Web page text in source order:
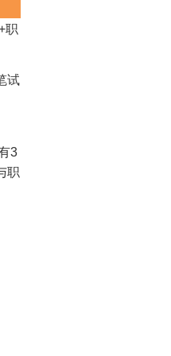
职
试
3
职